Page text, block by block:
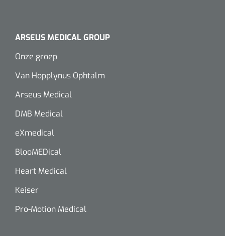
ARSEUS MEDICAL GROUP
Onze groep
Van Hopplynus Ophtalm
Arseus Medical
DMB Medical
eXmedical
BlooMEDical
Heart Medical
Keiser
Pro-Motion Medical